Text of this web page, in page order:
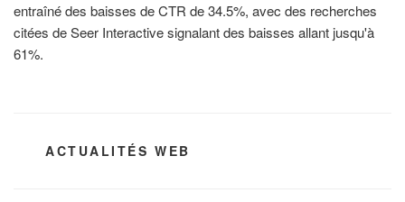
entraîné des baisses de CTR de 34.5%, avec des recherches
citées de Seer Interactive signalant des baisses allant jusqu'à
61%.
CATÉGORIES
ACTUALITÉS WEB